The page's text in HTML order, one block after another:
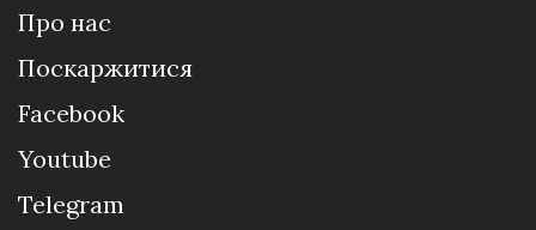
Про нас
Поскаржитися
Facebook
Youtube
Telegram